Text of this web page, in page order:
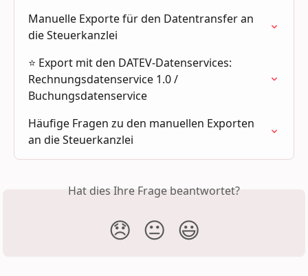
Manuelle Exporte für den Datentransfer an
die Steuerkanzlei
⭐ Export mit den DATEV-Datenservices:
Rechnungsdatenservice 1.0 /
Buchungsdatenservice
Häufige Fragen zu den manuellen Exporten
an die Steuerkanzlei
Hat dies Ihre Frage beantwortet?
😞 😐 😃